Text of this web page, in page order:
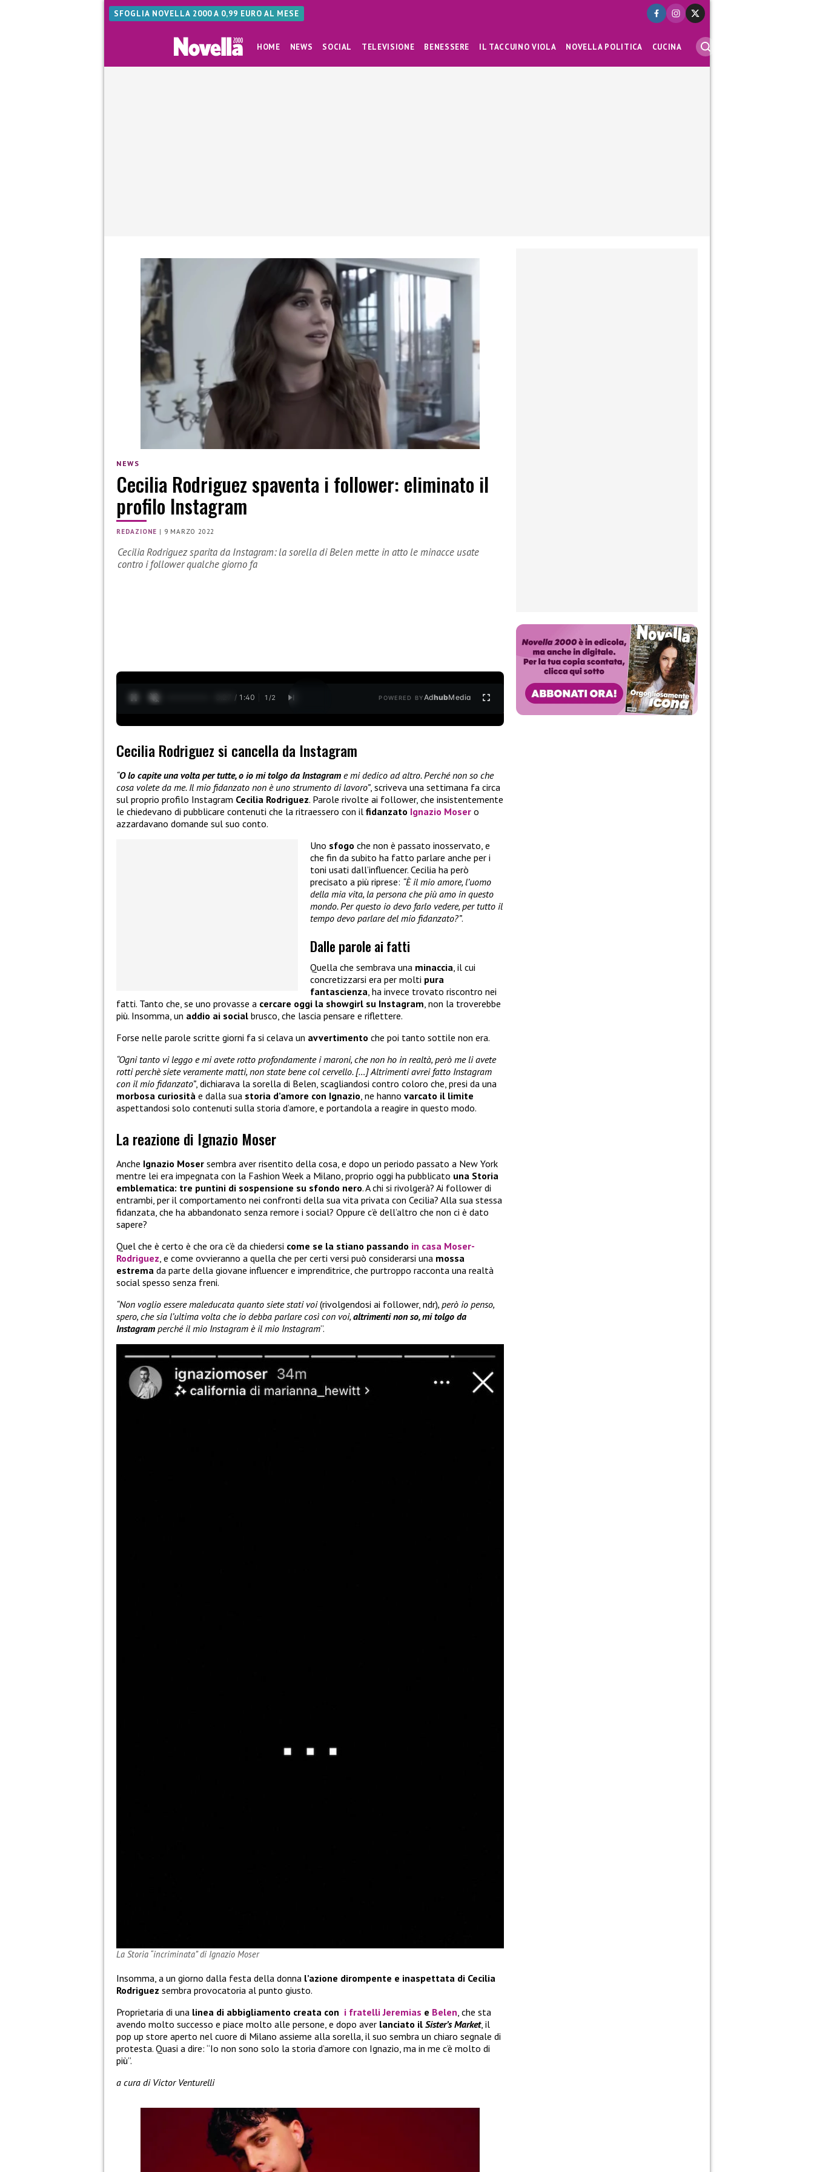
SFOGLIA NOVELLA 2000 A 0,99 EURO AL MESE
HOME NEWS SOCIAL TELEVISIONE BENESSERE IL TACCUINO VIOLA NOVELLA POLITICA CUCINA
NEWS
Cecilia Rodriguez spaventa i follower: eliminato il
profilo Instagram
REDAZIONE | 9 MARZO 2022
Cecilia Rodriguez sparita da Instagram: la sorella di Belen mette in atto le minacce usate
contro i follower qualche giorno fa
0:28 / 1:40 1 /2 POWERED BYAdhubMedia
Cecilia Rodriguez si cancella da Instagram
“O lo capite una volta per tutte, o io mi tolgo da Instagram e mi dedico ad altro. Perché non so che
cosa volete da me. Il mio fidanzato non è uno strumento di lavoro”, scriveva una settimana fa circa
sul proprio profilo Instagram Cecilia Rodriguez. Parole rivolte ai follower, che insistentemente
le chiedevano di pubblicare contenuti che la ritraessero con il fidanzato Ignazio Moser o
azzardavano domande sul suo conto.
Uno sfogo che non è passato inosservato, e
che fin da subito ha fatto parlare anche per i
toni usati dall’influencer. Cecilia ha però
precisato a più riprese: “È il mio amore, l’uomo
della mia vita, la persona che più amo in questo
mondo. Per questo io devo farlo vedere, per tutto il
tempo devo parlare del mio fidanzato?”.
Dalle parole ai fatti
Quella che sembrava una minaccia, il cui
concretizzarsi era per molti pura
fantascienza, ha invece trovato riscontro nei
fatti. Tanto che, se uno provasse a cercare oggi la showgirl su Instagram, non la troverebbe
più. Insomma, un addio ai social brusco, che lascia pensare e riflettere.
Forse nelle parole scritte giorni fa si celava un avvertimento che poi tanto sottile non era.
“Ogni tanto vi leggo e mi avete rotto profondamente i maroni, che non ho in realtà, però me li avete
rotti perchè siete veramente matti, non state bene col cervello. […] Altrimenti avrei fatto Instagram
con il mio fidanzato”, dichiarava la sorella di Belen, scagliandosi contro coloro che, presi da una
morbosa curiosità e dalla sua storia d’amore con Ignazio, ne hanno varcato il limite
aspettandosi solo contenuti sulla storia d’amore, e portandola a reagire in questo modo.
La reazione di Ignazio Moser
Anche Ignazio Moser sembra aver risentito della cosa, e dopo un periodo passato a New York
mentre lei era impegnata con la Fashion Week a Milano, proprio oggi ha pubblicato una Storia
emblematica: tre puntini di sospensione su sfondo nero. A chi si rivolgerà? Ai follower di
entrambi, per il comportamento nei confronti della sua vita privata con Cecilia? Alla sua stessa
fidanzata, che ha abbandonato senza remore i social? Oppure c’è dell’altro che non ci è dato
sapere?
Quel che è certo è che ora c’è da chiedersi come se la stiano passando in casa Moser-
Rodriguez , e come ovvieranno a quella che per certi versi può considerarsi una mossa
estrema da parte della giovane influencer e imprenditrice, che purtroppo racconta una realtà
social spesso senza freni.
“Non voglio essere maleducata quanto siete stati voi(rivolgendosi ai follower, ndr), però io penso,
spero, che sia l’ultima volta che io debba parlare così con voi, altrimenti non so, mi tolgo da
Instagram perché il mio Instagram è il mio Instagram”.
La Storia “incriminata” di Ignazio Moser
Insomma, a un giorno dalla festa della donna l’azione dirompente e inaspettata di Cecilia
Rodriguez sembra provocatoria al punto giusto.
Proprietaria di una linea di abbigliamento creata con i fratelli Jeremias e Belen, che sta
avendo molto successo e piace molto alle persone, e dopo aver lanciato il Sister’s Market, il
pop up store aperto nel cuore di Milano assieme alla sorella, il suo sembra un chiaro segnale di
protesta. Quasi a dire: “Io non sono solo la storia d’amore con Ignazio, ma in me c’è molto di
più”.
a cura di Victor Venturelli